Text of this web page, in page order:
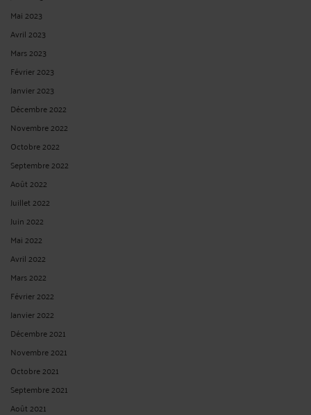
Avril 2023
Mars 2023
Février 2023
Janvier 2023
Décembre 2022
Novembre 2022
Octobre 2022
Septembre 2022
Août 2022
Juillet 2022
Juin 2022
Mai 2022
Avril 2022
Mars 2022
Février 2022
Janvier 2022
Décembre 2021
Novembre 2021
Octobre 2021
Septembre 2021
Août 2021
Juillet 2021